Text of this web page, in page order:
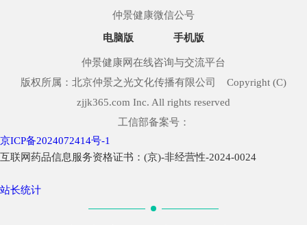
仲景健康微信公号
电脑版 手机版
仲景健康网在线咨询与交流平台
版权所属：北京仲景之光文化传播有限公司 Copyright (C)
zjjk365.com Inc. All rights reserved
工信部备案号：
京ICP备2024072414号-1
互联网药品信息服务资格证书：(京)-非经营性-2024-0024
站长统计